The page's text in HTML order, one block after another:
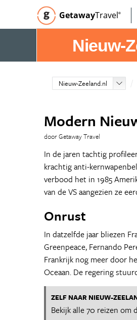
GetawayTravel©
Nieuw-
Nieuw-Zeeland.nl
Modern
door Getaway Travel
In de jaren tachtig
krachtig anti-
verbood het in 1985
van de VS aangezien ze
Onrust
In datzelfde jaar bliezen
Greenpeace, Fernando
Frankrijk nog meer door
Oceaan. De regering
ZELF NAAR NIEUW-
Bekijk alle 70 reizen om